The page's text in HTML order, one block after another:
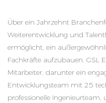
Über ein Jahrzehnt
Weiterentwicklung und
ermöglicht, ein
Fachkräfte aufzubauen. GSL
Mitarbeiter, darunter ein
Entwicklungsteam mit 25
professionelle